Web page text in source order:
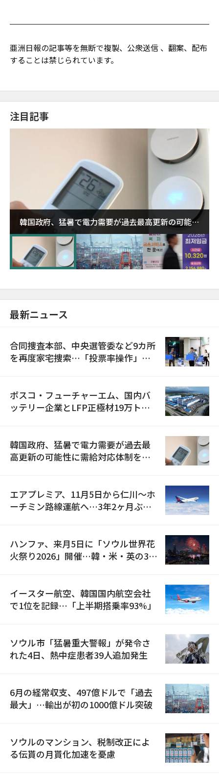
亜洲日報の記事等を無断で複製、公衆送信 、翻案、配布
することは禁じられています。
注目記事
韓国政府、猛暑で電力需要が過去最高更新の可能性
に需給対応体制を点検
最新ニュース
合同捜査本部、中央選管委など9カ所
を再度家宅捜索…「投票率操作」の
ポスコ・フューチャーエム、国内バ
ッテリー企業とLFP正極材19万トン
韓国政府、猛暑で電力需要が過去最
高更新の可能性に需給対応体制を点
エアプレミア、11月5日から仁川〜ホ
ーチミン路線運航へ…3年2ヶ月ぶり
ハンファ、来月5日に「ソウル世界花
火祭り2026」開催…韓・米・英の3カ
イースター航空、韓国国内航空会社
で1位を記録…「上半期搭乗率93%」
ソウル市「猛暑重大警報」が発令さ
れた4日、熱中症患者39人追加発生
6月の経常収支、497億ドルで「過去
最大」…輸出が初の1000億ドル突破
ソウルのマンション、税制改正によ
る伝貰の月貰化加速を憂慮